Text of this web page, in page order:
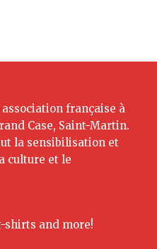
française à
Case, Saint-Martin.
la sensibilisation et
culture et le
shirts and more!